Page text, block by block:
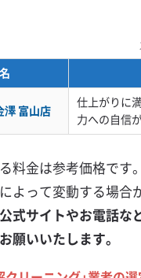
澤 富山店
仕上がりに
力への自信
料金は参考価格です
よって変動する場合
式サイトやお電話な
願いいたします。